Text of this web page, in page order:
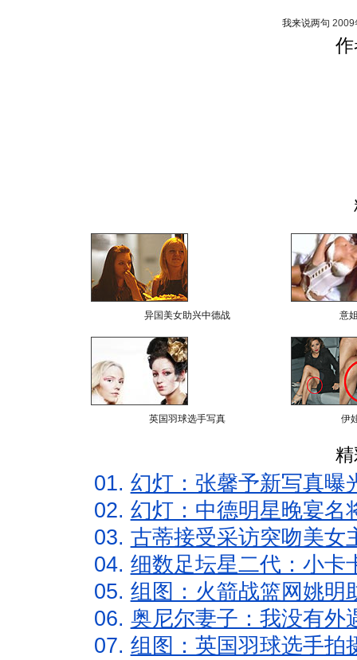
我来说两句 2009
异国美女助兴中德战 意
英国羽球选手写真 伊
01. 幻灯：张馨予新写真曝
02. 幻灯：中德明星晚宴名
03. 古蒂接受采访突吻美女
04. 细数足坛星二代：小卡
05. 组图：火箭战篮网姚明
06. 奥尼尔妻子：我没有外
07. 组图：英国羽球选手拍